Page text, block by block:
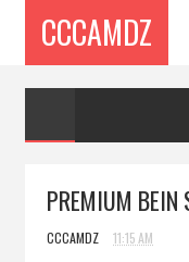
CCCAMDZ
PREMIUM BEIN
CCCAMDZ 11:15 AM